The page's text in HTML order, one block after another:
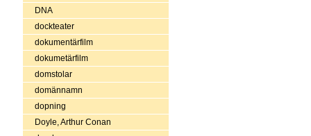
DNA
dockteater
dokumentärfilm
dokumetärfilm
domstolar
domännamn
dopning
Doyle, Arthur Conan